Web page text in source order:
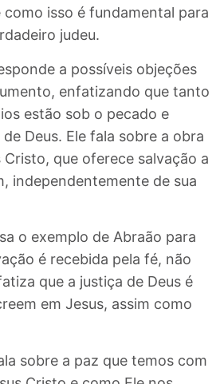
isso é fundamental para
judeu.
a possíveis objeções
enfatizando que tanto
estão sob o pecado e
Deus. Ele fala sobre a obra
que oferece salvação a
independentemente de sua
o exemplo de Abraão para
é recebida pela fé, não
que a justiça de Deus é
em Jesus, assim como
sobre a paz que temos com